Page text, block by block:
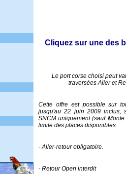
Cliquez sur une des
Le port corse choisi peut
traversées Aller et
Cette offre est possible sur
jusqu'au 22 juin 2009 inclus,
SNCM uniquement (sauf
limite des places disponibles.
- Aller-retour obligatoire.
- Retour Open interdit